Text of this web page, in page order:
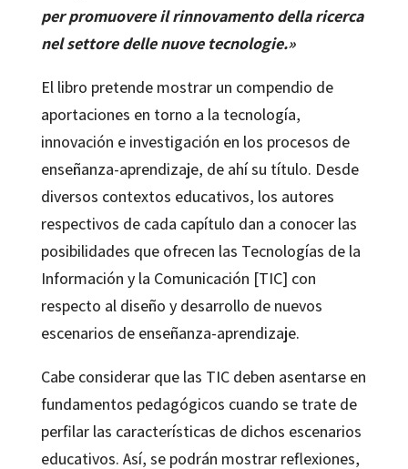
per promuovere il rinnovamento della ricerca
nel settore delle nuove tecnologie.»
El libro pretende mostrar un compendio de
aportaciones en torno a la tecnología,
innovación e investigación en los procesos de
enseñanza-aprendizaje, de ahí su título. Desde
diversos contextos educativos, los autores
respectivos de cada capítulo dan a conocer las
posibilidades que ofrecen las Tecnologías de la
Información y la Comunicación [TIC] con
respecto al diseño y desarrollo de nuevos
escenarios de enseñanza-aprendizaje.
Cabe considerar que las TIC deben asentarse en
fundamentos pedagógicos cuando se trate de
perfilar las características de dichos escenarios
educativos. Así, se podrán mostrar reflexiones,